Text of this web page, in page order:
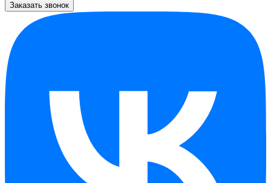
Заказать звонок